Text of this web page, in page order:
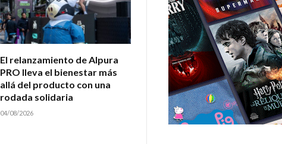
El relanzamiento de Alpura
PRO lleva el bienestar más
allá del producto con una
rodada solidaria
04/08/2026